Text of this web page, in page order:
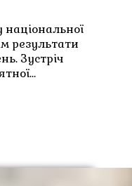
національної
результати
Зустріч